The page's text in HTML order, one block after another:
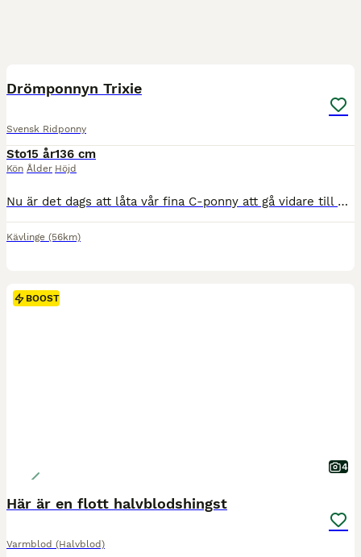
Drömponnyn Trixie
Svensk Ridponny
Sto
Kön
15 år
Ålder
136 cm
Höjd
Nu är det dags att låta vår fina C-ponny att gå vidare till en ny liten ryttare. Egen uppfödning, 7:e generationen. Alla avkommor från denna blodslinjen har blivit fantastisk fina ponnyer med bla SM i hoppning, SM vinnare i fälttävlan mm. Trixie är tävlad i hoppning, dressyr och fälttävlan med fina resultat. Lätt att rida. Lydig. Mycket miljötränad, agillity, terräng träna
Kävlinge (56km)
BOOST
4
Här är en flott halvblodshingst
Varmblod (Halvblod)